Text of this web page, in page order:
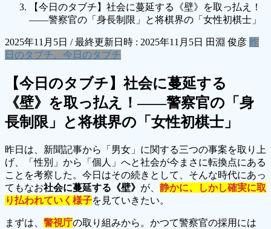
【今日のタブチ】社会に蔓延する《壁》を取っ払え！
――警察官の「身長制限」と将棋界の「女性初棋士」
2025年11月5日 / 最終更新日時 : 2025年11月5日 田淵 俊彦 昨
日のタブチ、今日のタブチ
【今日のタブチ】社会に蔓延する
《壁》を取っ払え！――警察官の「身
長制限」と将棋界の「女性初棋士」
昨日は、新聞記事から「男女」に関する三つの事案を取り上
げ、「性別」から「個人」へと社会が今まさに転換点にある
ことを考察した。今日はその続きとして、そんな時代にあっ
てもなお社会に蔓延する《壁》 が、 静かに、しかし確実に取
り払われていく様子を見ていきたい。
まずは、 警視庁の取り組みから。かつて警察官の採用には